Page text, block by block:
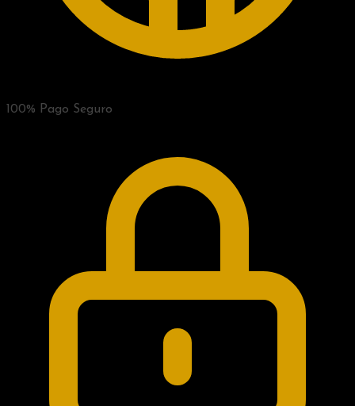
100% Pago Seguro